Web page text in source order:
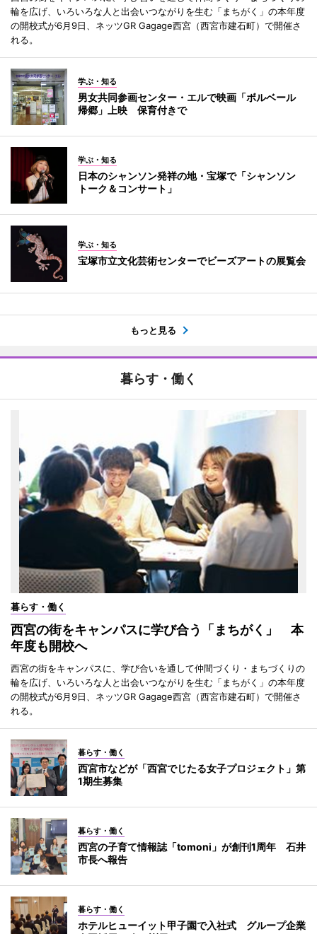
輪を広げ、いろいろな人と出会いつながりを生む「まちがく」の本年度
の開校式が6月9日、ネッツGR Gagage西宮（西宮市建石町）で開催さ
れる。
学ぶ・知る
男女共同参画センター・エルで映画「ボルベール
帰郷」上映 保育付きで
学ぶ・知る
日本のシャンソン発祥の地・宝塚で「シャンソン
トーク＆コンサート」
学ぶ・知る
宝塚市立文化芸術センターでビーズアートの展覧会
もっと見る
暮らす・働く
暮らす・働く
西宮の街をキャンパスに学び合う「まちがく」 本
年度も開校へ
西宮の街をキャンパスに、学び合いを通して仲間づくり・まちづくりの
輪を広げ、いろいろな人と出会いつながりを生む「まちがく」の本年度
の開校式が6月9日、ネッツGR Gagage西宮（西宮市建石町）で開催さ
れる。
暮らす・働く
西宮市などが「西宮でじたる女子プロジェクト」第
1期生募集
暮らす・働く
西宮の子育て情報誌「tomoni」が創刊1周年 石井
市長へ報告
暮らす・働く
ホテルヒューイット甲子園で入社式 グループ企業